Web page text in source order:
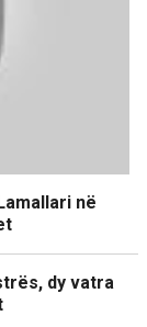
në
dy vatra